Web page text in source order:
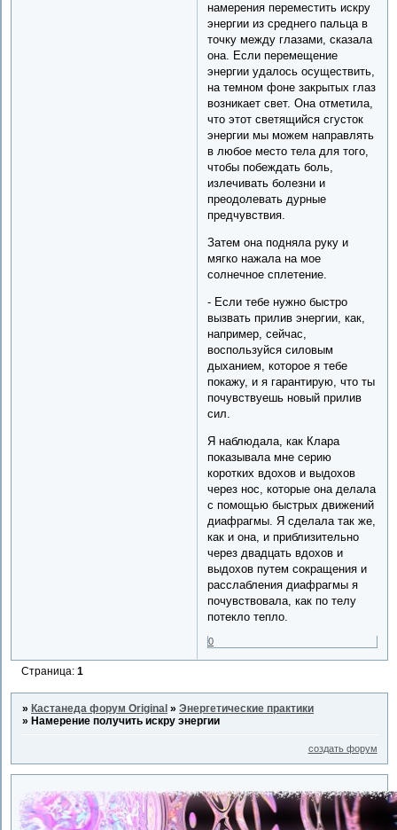
намерения переместить искру
энергии из среднего пальца в
точку между глазами, сказала
она. Если перемещение
энергии удалось осуществить,
на темном фоне закрытых глаз
возникает свет. Она отметила,
что этот светящийся сгусток
энергии мы можем направлять
в любое место тела для того,
чтобы побеждать боль,
излечивать болезни и
преодолевать дурные
предчувствия.
Затем она подняла руку и
мягко нажала на мое
солнечное сплетение.
- Если тебе нужно быстро
вызвать прилив энергии, как,
например, сейчас,
воспользуйся силовым
дыханием, которое я тебе
покажу, и я гарантирую, что ты
почувствуешь новый прилив
сил.
Я наблюдала, как Клара
показывала мне серию
коротких вдохов и выдохов
через нос, которые она делала
с помощью быстрых движений
диафрагмы. Я сделала так же,
как и она, и приблизительно
через двадцать вдохов и
выдохов путем сокращения и
расслабления диафрагмы я
почувствовала, как по телу
потекло тепло.
0
Страница:1
»Кастанеда форум Original »Энергетические практики
»Намерение получить искру энергии
создать форум